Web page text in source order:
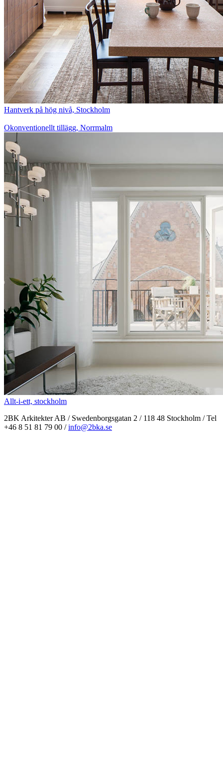
Hantverk på hög nivå, Stockholm
Okonventionellt tillägg, Norrmalm
Allt-i-ett, stockholm
2BK Arkitekter AB / Swedenborgsgatan 2 / 118 48 Stockholm / Tel
+46 8 51 81 79 00 /info@2bka.se